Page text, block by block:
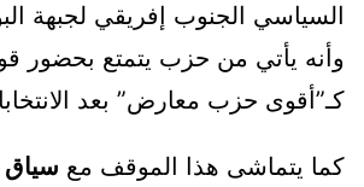
السياسي الجنوب إفريقي لجبهة
وأنه يأتي من حزب يتمتع بحضور
كـ”أقوى حزب معارض” بعد
كما يتماشى هذا الموقف مع سياق